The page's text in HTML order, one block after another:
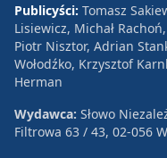
Publicyści: Tomasz
Lisiewicz, Michał
Piotr Nisztor, Adrian
Wołodźko, Krzysztof
Herman
Wydawca: Słowo
Filtrowa 63 / 43, 02-056